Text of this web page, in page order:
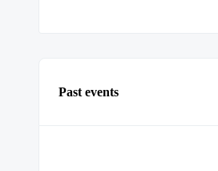
Past events